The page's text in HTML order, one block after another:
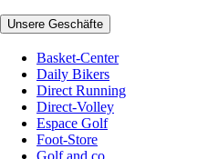
Unsere Geschäfte
Basket-Center
Daily Bikers
Direct Running
Direct-Volley
Espace Golf
Foot-Store